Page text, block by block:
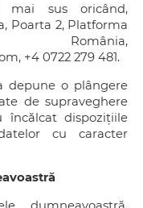
mai sus oricând,
Poarta 2, Platforma
România,
+4 0722 279 481.
depune o plângere
de supraveghere
încălcat dispozițiile
cu caracter